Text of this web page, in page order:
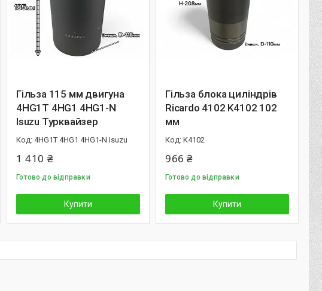
Гільза 115 мм двигуна
4HG1T 4HG1 4HG1-N
Isuzu Турквайзер
4HG1T 4HG1 4HG1-N Isuzu
1 410 ₴
Готово до відправки
Купити
Гільза блока циліндрів
Ricardo 4102 K4102 102
мм
K4102
966 ₴
Готово до відправки
Купити